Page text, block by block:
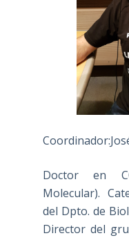
Doctor en
Molecular).
del Dpto. de
Director del